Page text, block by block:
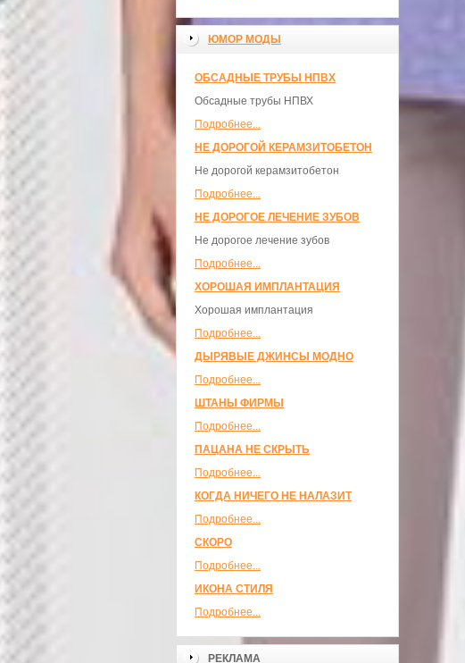
ЮМОР МОДЫ
ОБСАДНЫЕ ТРУБЫ НПВХ
Обсадные трубы НПВХ
Подробнее...
НЕ ДОРОГОЙ КЕРАМЗИТОБЕТОН
Не дорогой керамзитобетон
Подробнее...
НЕ ДОРОГОЕ ЛЕЧЕНИЕ ЗУБОВ
Не дорогое лечение зубов
Подробнее...
ХОРОШАЯ ИМПЛАНТАЦИЯ
Хорошая имплантация
Подробнее...
ДЫРЯВЫЕ ДЖИНСЫ МОДНО
Подробнее...
ШТАНЫ ФИРМЫ
Подробнее...
ПАЦАНА НЕ СКРЫТЬ
Подробнее...
КОГДА НИЧЕГО НЕ НАЛАЗИТ
Подробнее...
СКОРО
Подробнее...
ИКОНА СТИЛЯ
Подробнее...
РЕКЛАМА